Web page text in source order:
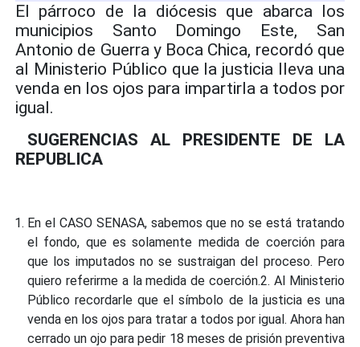
El párroco de la diócesis que abarca los
municipios Santo Domingo Este, San
Antonio de Guerra y Boca Chica, recordó que
al Ministerio Público que la justicia lleva una
venda en los ojos para impartirla a todos por
igual.
SUGERENCIAS AL PRESIDENTE DE LA
REPUBLICA
En el CASO SENASA, sabemos que no se está tratando
el fondo, que es solamente medida de coerción para
que los imputados no se sustraigan del proceso. Pero
quiero referirme a la medida de coerción.2. Al Ministerio
Público recordarle que el símbolo de la justicia es una
venda en los ojos para tratar a todos por igual. Ahora han
cerrado un ojo para pedir 18 meses de prisión preventiva